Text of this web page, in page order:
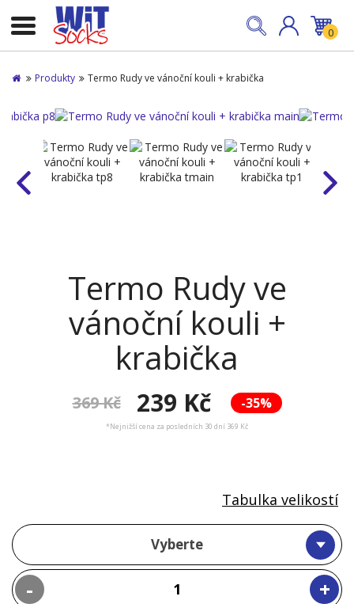
0
Produkty Termo Rudy ve vánoční kouli + krabička
Termo Rudy ve
vánoční kouli +
krabička
-35%
369 Kč 239 Kč
*Nejnižší cena za posledních 30 dní 369 Kč
Vyberte
- +
Tabulka velikostí